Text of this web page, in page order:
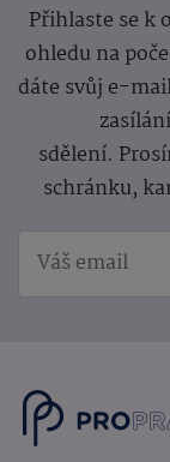
Přihlaste se k
ohledu na
dáte svůj e-
sdělení.
schránku,